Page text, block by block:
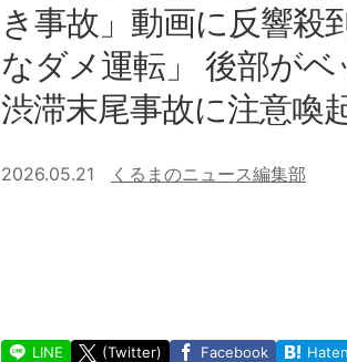
き事故」動画に反響殺
なダメ運転」 後部が
渋滞末尾事故に注意喚
2026.05.21 くるまのニュース編集部
LINE (Twitter) Facebook